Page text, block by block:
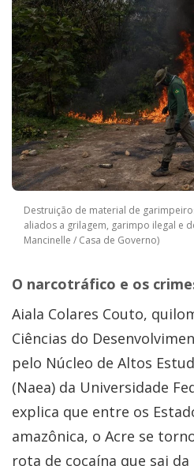
Destruição de material de
aliados a grilagem, garimpo ilegal e
Mancinelle / Casa de Governo)
O narcotráfico e os
Aiala Colares Couto,
Ciências do
pelo Núcleo de Altos
(Naea) da Universidade
explica que entre os
amazônica, o Acre se
rota de cocaína que sai da